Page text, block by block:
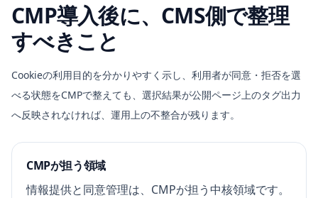
CMP導入後に、CMS側で整理
すべきこと
Cookieの利用目的を分かりやすく示し、利用者が同意・拒否を選
べる状態をCMPで整えても、選択結果が公開ページ上のタグ出力
へ反映されなければ、運用上の不整合が残ります。
CMPが担う領域
情報提供と同意管理は、CMPが担う中核領域です。